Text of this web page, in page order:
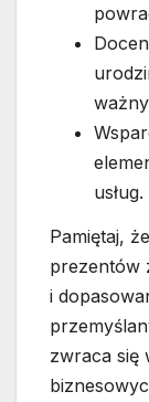
usług.
Pamiętaj,
prezentów
i
zwraca się